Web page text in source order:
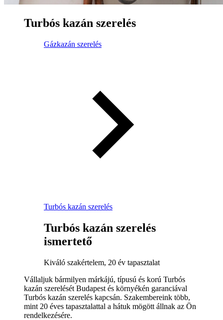
Turbós kazán szerelés
Gázkazán szerelés
Turbós kazán szerelés
Turbós kazán szerelés
ismertető
Kiváló szakértelem, 20 év tapasztalat
Vállaljuk bármilyen márkájú, típusú és korú Turbós
kazán szerelését Budapest és környékén garanciával
Turbós kazán szerelés kapcsán. Szakembereink több,
mint 20 éves tapasztalattal a hátuk mögött állnak az Ön
rendelkezésére.